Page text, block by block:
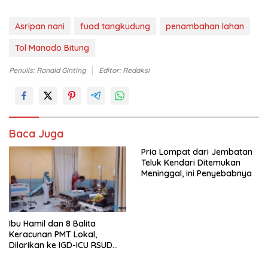
Asripan nani fuad tangkudung
penambahan lahan
Tol Manado Bitung
Penulis: Ronald Ginting Editor: Redaksi
Baca Juga
Ibu Hamil dan 8 Balita
Keracunan PMT Lokal,
Dilarikan ke IGD-ICU RSUD
Pria Lompat dari Jembatan
Teluk Kendari Ditemukan
Meninggal, ini Penyebabnya